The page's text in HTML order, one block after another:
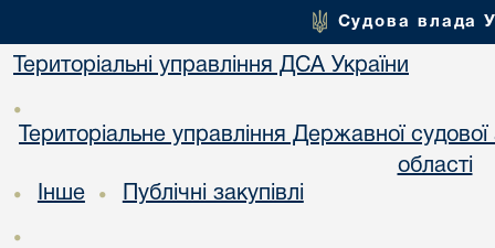
Судова влада
Територіальні управління ДСА України
•
Територіальне управління Державної судової
області
• Інше • Публічні закупівлі
•